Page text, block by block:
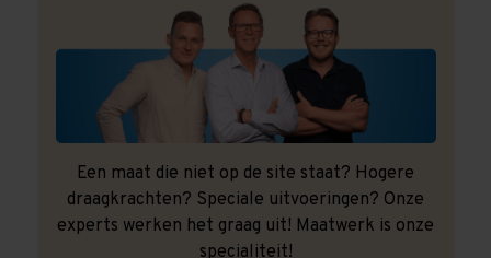
Een maat die niet op de site staat? Hogere
draagkrachten? Speciale uitvoeringen? Onze
experts werken het graag uit! Maatwerk is onze
specialiteit!